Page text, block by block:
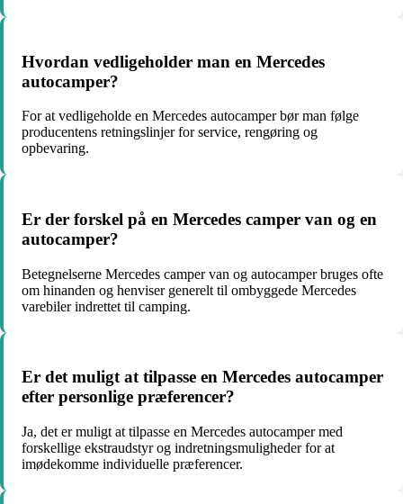
Hvordan vedligeholder man en Mercedes
autocamper?
For at vedligeholde en Mercedes autocamper bør man følge
producentens retningslinjer for service, rengøring og
opbevaring.
Er der forskel på en Mercedes camper van og en
autocamper?
Betegnelserne Mercedes camper van og autocamper bruges ofte
om hinanden og henviser generelt til ombyggede Mercedes
varebiler indrettet til camping.
Er det muligt at tilpasse en Mercedes autocamper
efter personlige præferencer?
Ja, det er muligt at tilpasse en Mercedes autocamper med
forskellige ekstraudstyr og indretningsmuligheder for at
imødekomme individuelle præferencer.